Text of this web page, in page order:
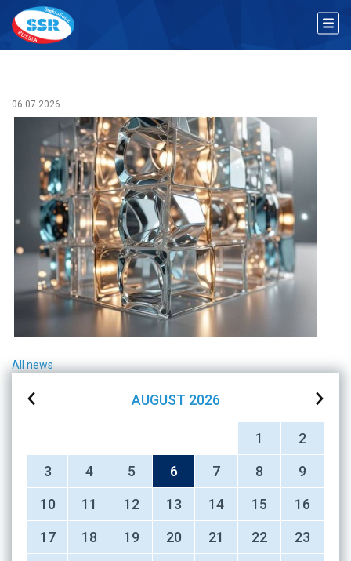
06.07.2026
All news
AUGUST 2026
1
2
3
4 5 6 7 8
9
10
11 12 13 14 15
16
17
18 19 20 21 22
23